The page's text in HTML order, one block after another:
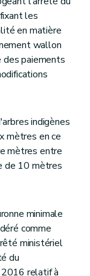
les
en matière
wallon
paiements
indigènes
mètres en ce
mètres entre
de 10 mètres
minimale
comme
ministériel
du
relatif à